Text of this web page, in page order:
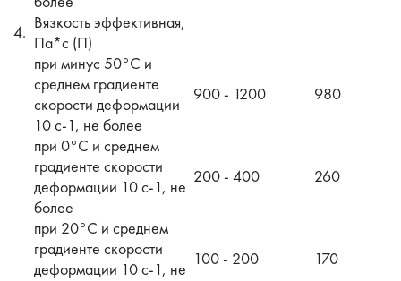
4. Вязкость эффективная,
Па*с (П)
при минус 50°C и
среднем градиенте
скорости деформации
10 с-1, не более
900 - 1200 980
при 0°C и среднем
градиенте скорости
деформации 10 с-1, не
более
200 - 400 260
при 20°C и среднем
градиенте скорости
деформации 10 с-1, не
100 - 200 170